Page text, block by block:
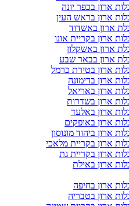
ארון בכפר יונה
ארון בראש העין
ארון באשדוד
ארון בקריית אונו
ארון באשקלון
ארון בבאר שבע
ארון בטירת כרמל
ארון בדימונה
ארון באריאל
ארון בשדרות
ארון באלעד
ארון באופקים
ארון ביהוד מונוסון
ארון בקריית מלאכי
ארון בקריית גת
ארון באילת
ארון בחיפה
ארון בטבריה